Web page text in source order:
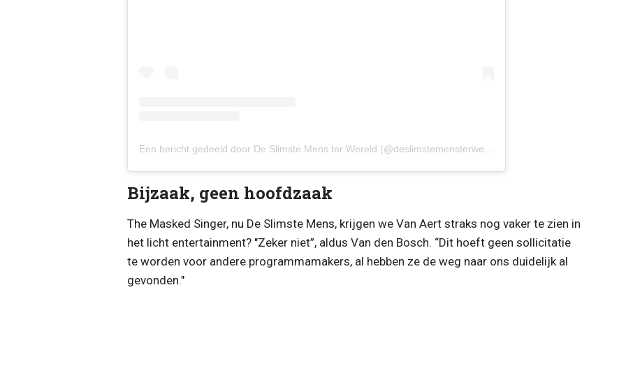
Bijzaak, geen hoofdzaak
The Masked Singer, nu De Slimste Mens, krijgen we Van Aert straks nog vaker te zien in
het licht entertainment? "Zeker niet”, aldus Van den Bosch. “Dit hoeft geen sollicitatie
te worden voor andere programmamakers, al hebben ze de weg naar ons duidelijk al
gevonden."